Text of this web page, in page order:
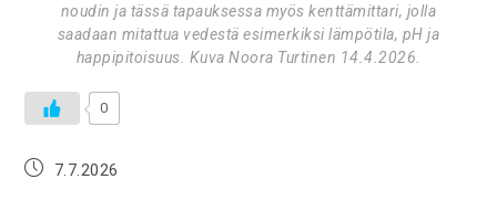
noudin ja tässä tapauksessa myös kenttämittari, jolla
saadaan mitattua vedestä esimerkiksi lämpötila, pH ja
happipitoisuus. Kuva Noora Turtinen 14.4.2026.
0
7.7.2026